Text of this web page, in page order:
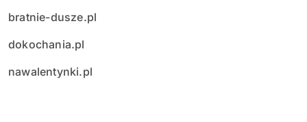
bratnie-dusze.pl
dokochania.pl
nawalentynki.pl